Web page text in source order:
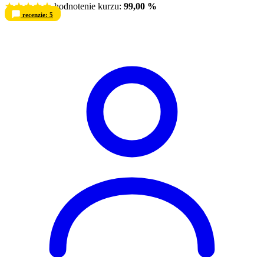
hodnotenie kurzu: 99,00 %
recenzie: 5